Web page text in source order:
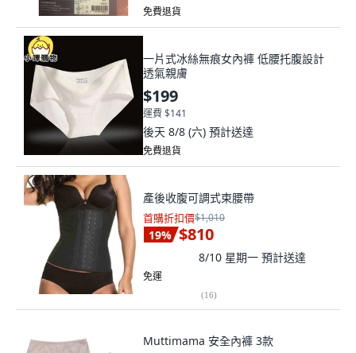
免費退貨
一片式冰絲無痕女內褲 低腰托腹設計
透氣親膚
$199
運費 $141
後天 8/8 (六) 預計送達
免費退貨
產後收腹可調式束腰帶
首購折扣價$1,010
19% $810
8/10 星期一 預計送達
免運
(16)
Muttimama 安全內褲 3款